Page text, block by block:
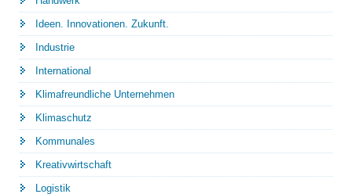
Ideen. Innovationen. Zukunft.
Industrie
International
Klimafreundliche Unternehmen
Klimaschutz
Kommunales
Kreativwirtschaft
Logistik